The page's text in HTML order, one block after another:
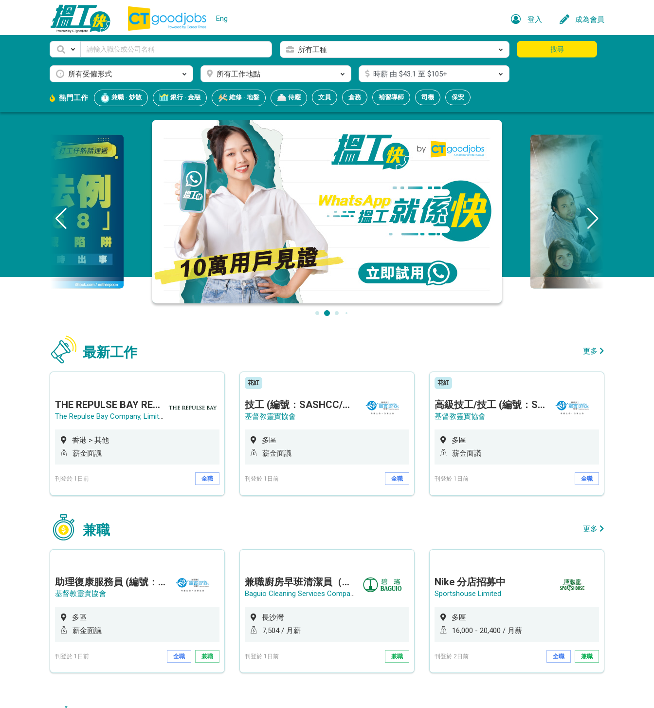
Eng 登入 成為會員
所有工種
所有受僱形式 所有工作地點 時薪由 $43.1 至 $105+
搜尋
熱門工作 兼職 · 炒散 銀行 · 金融 維修 · 地盤 侍應 文員 倉務 補習導師 司機 保安
最新工作 更多
THE REPULSE BAY RECRUITMENT DAY 淺水灣影灣園人才招聘會
The Repulse Bay Company, Limited
香港 > 其他
薪金面議
刊登於 1日前 全職
花紅
技工 (編號：SASHCC/A/CTE)
基督教靈實協會
多區
薪金面議
刊登於 1日前 全職
花紅
高級技工/技工 (編號：SSO/FM/A/CTE)
基督教靈實協會
多區
薪金面議
刊登於 1日前 全職
兼職 更多
助理復康服務員 (編號：RSD/ARSW/CTE)
基督教靈實協會
多區
薪金面議
刊登於 1日前 全職 兼職
兼職廚房早班清潔員（長沙灣）
Baguio Cleaning Services Company Limited
長沙灣
7,504 / 月薪
刊登於 1日前 兼職
Nike 分店招募中
Sportshouse Limited
多區
16,000 - 20,400 / 月薪
刊登於 2日前 全職 兼職